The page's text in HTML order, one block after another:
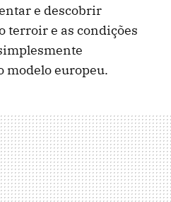
e descobrir
terroir e as condições
europeu.